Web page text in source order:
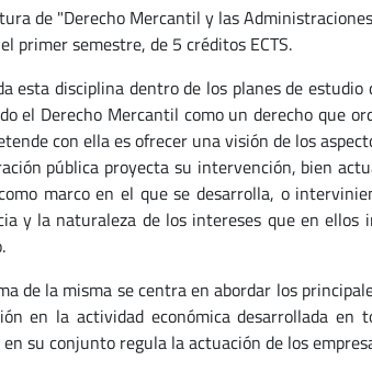
de "Derecho Mercantil y las
primer semestre, de 5 créditos ECTS.
esta disciplina dentro de los planes de
el Derecho Mercantil como un derecho que
con ella es ofrecer una visión de los
pública proyecta su intervención, bien
marco en el que se desarrolla, o
y la naturaleza de los intereses que en
de la misma se centra en abordar los
en la actividad económica desarrollada
su conjunto regula la actuación de los